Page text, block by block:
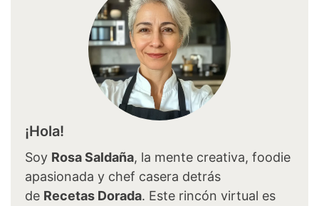
¡Hola!
Soy Rosa Saldaña, la mente creativa, foodie
apasionada y chef casera detrás
de Recetas Dorada. Este rincón virtual es